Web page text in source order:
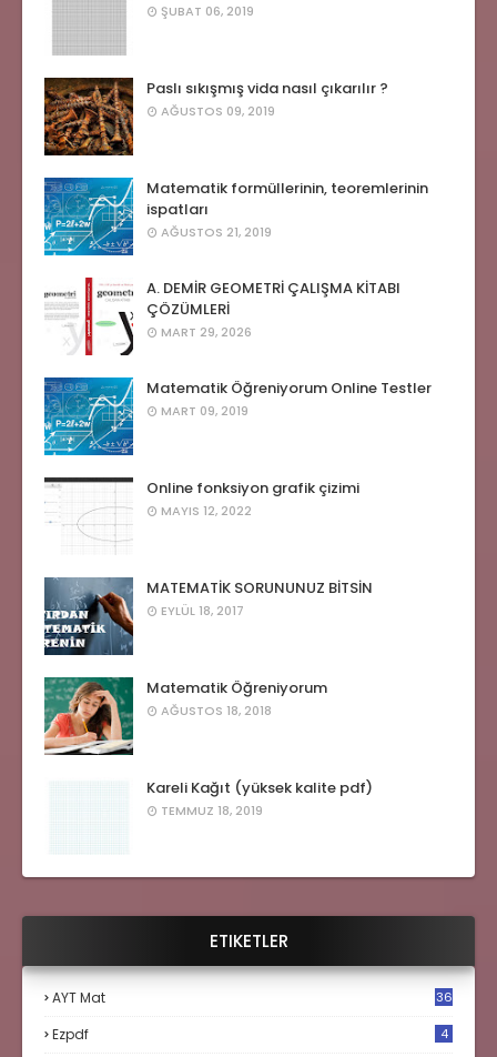
ŞUBAT 06, 2019
Paslı sıkışmış vida nasıl çıkarılır ?
AĞUSTOS 09, 2019
Matematik formüllerinin, teoremlerinin
ispatları
AĞUSTOS 21, 2019
A. DEMİR GEOMETRİ ÇALIŞMA KİTABI
ÇÖZÜMLERİ
MART 29, 2026
Matematik Öğreniyorum Online Testler
MART 09, 2019
Online fonksiyon grafik çizimi
MAYIS 12, 2022
MATEMATİK SORUNUNUZ BİTSİN
EYLÜL 18, 2017
Matematik Öğreniyorum
AĞUSTOS 18, 2018
Kareli Kağıt (yüksek kalite pdf)
TEMMUZ 18, 2019
ETIKETLER
AYT Mat 36
Ezpdf 4